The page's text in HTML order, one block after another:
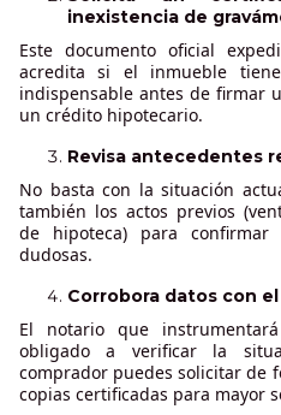
inexistencia de
Este documento oficial
acredita si el inmueble
indispensable antes de firmar
un crédito hipotecario.
Revisa antecedentes
No basta con la situación
también los actos previos
de hipoteca) para
dudosas.
Corrobora datos con
El notario que
obligado a verificar la
comprador puedes solicitar de
copias certificadas para mayor